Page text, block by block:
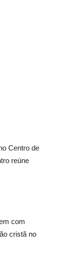
Centro de
reúne
com
cristã no